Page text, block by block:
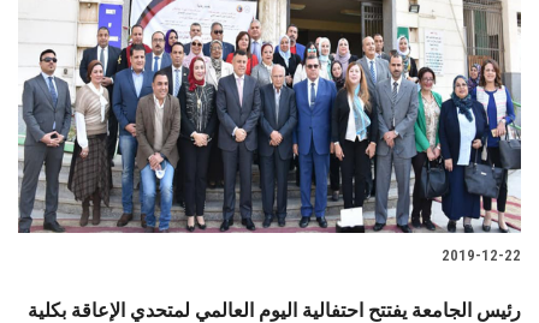
2019-12-22
رئيس الجامعة يفتتح احتفالية اليوم العالمي لمتحدي الإعاقة بكلية